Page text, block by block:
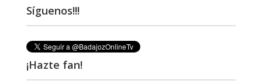
Síguenos!!!
¡Hazte fan!